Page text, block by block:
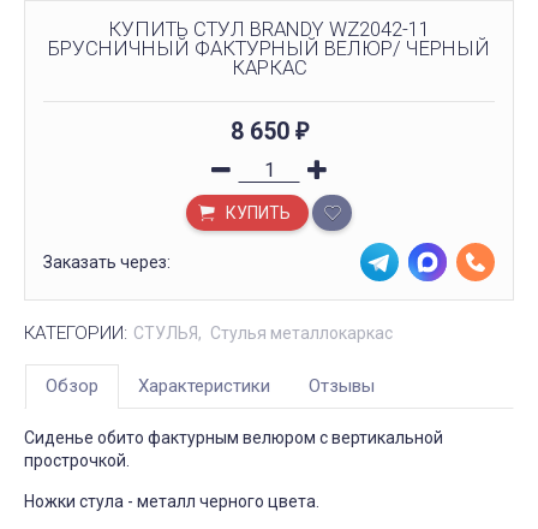
КУПИТЬ СТУЛ BRANDY WZ2042-11
БРУСНИЧНЫЙ ФАКТУРНЫЙ ВЕЛЮР/ ЧЕРНЫЙ
КАРКАС
8 650 ₽
КУПИТЬ
Заказать через:
КАТЕГОРИИ: СТУЛЬЯ Стулья металлокаркас
Обзор Характеристики Отзывы
Сиденье обито фактурным велюром с вертикальной
прострочкой.
Ножки стула - металл черного цвета.